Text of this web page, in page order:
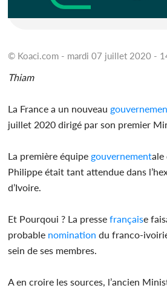
© Koaci.com - mardi 07 juillet 2020 -
Thiam
La France a un nouveau
juillet 2020 dirigé par son premier
La première équipe gouvernementale
Philippe était tant attendue dans
d’Ivoire.
Et Pourqoui ? La pressefrançaise
probable nomination du franco-
sein de ses membres.
A en croire les sources, l’ancien